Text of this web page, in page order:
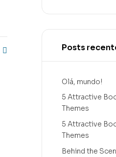
Posts
Olá, mundo!
5 Attractive
Themes
5 Attractive
Themes
Behind the